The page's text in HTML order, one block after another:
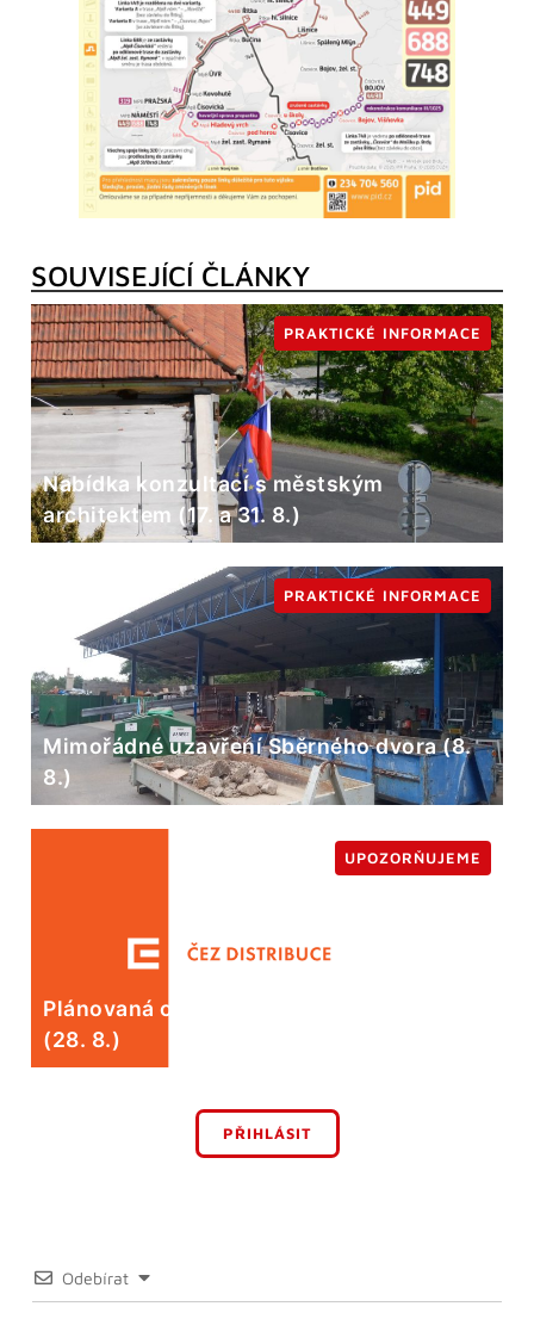
SOUVISEJÍCÍ ČLÁNKY
Nabídka konzultací s městským
architektem (17. a 31. 8.)
PRAKTICKÉ INFORMACE
Mimořádné uzavření Sběrného dvora (8.
8.)
PRAKTICKÉ INFORMACE
Plánovaná odstávka elektrické energie
(28. 8.)
UPOZORŇUJEME
PŘIHLÁSIT
Odebírat